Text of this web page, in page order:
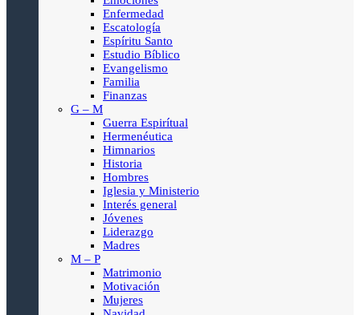
Enfermedad
Escatología
Espíritu Santo
Estudio Bíblico
Evangelismo
Familia
Finanzas
G – M
Guerra Espirítual
Hermenéutica
Himnarios
Historia
Hombres
Iglesia y Ministerio
Interés general
Jóvenes
Liderazgo
Madres
M – P
Matrimonio
Motivación
Mujeres